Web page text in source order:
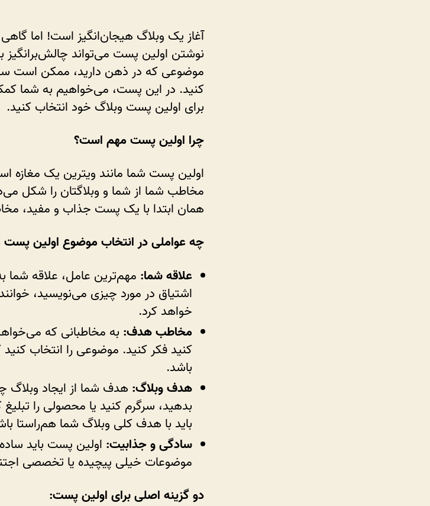
آغاز یک وبلاگ هیجان‌انگیز است! اما
نوشتن اولین پست می‌تواند چالش‌برانگیز
موضوعی که در ذهن دارید، ممکن است
کنید. در این پست، می‌خواهیم به شما
برای اولین پست وبلاگ خود انتخاب کنید.
چرا اولین پست مهم است؟
اولین پست شما مانند ویترین یک مغازه
مخاطب شما از شما و وبلاگتان را شکل
همان ابتدا با یک پست جذاب و مفید،
چه عواملی در انتخاب موضوع اولین پست
علاقه شما: مهم‌ترین عامل، علاقه
اشتیاق در مورد چیزی می‌نویسید،
خواهد کرد.
مخاطب هدف: به مخاطبانی که
کنید فکر کنید. موضوعی را انتخاب
باشد.
هدف وبلاگ: هدف شما از ایجاد
بدهید، سرگرم کنید یا محصولی را
باید با هدف کلی وبلاگ شما هم‌راستا
سادگی و جذابیت: اولین پست باید
موضوعات خیلی پیچیده یا تخصصی
دو گزینه اصلی برای اولین پست: